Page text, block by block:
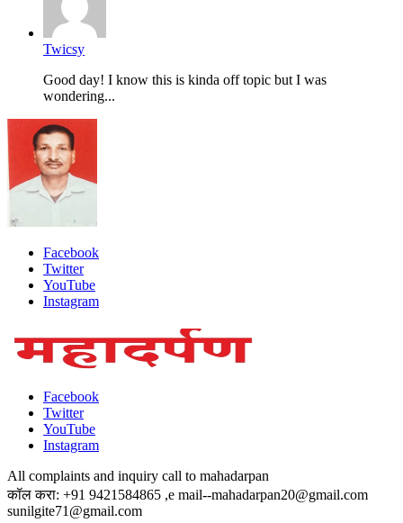
Twicsy
Good day! I know this is kinda off topic but I was
wondering...
Facebook
Twitter
YouTube
Instagram
Facebook
Twitter
YouTube
Instagram
All complaints and inquiry call to mahadarpan
कॉल करा: +91 9421584865 ,e mail--mahadarpan20@gmail.com
sunilgite71@gmail.com